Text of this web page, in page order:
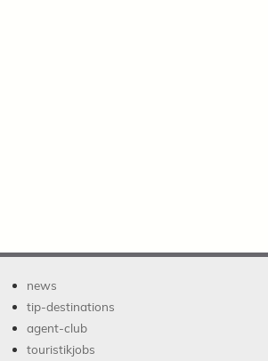
news
tip-destinations
agent-club
touristikjobs